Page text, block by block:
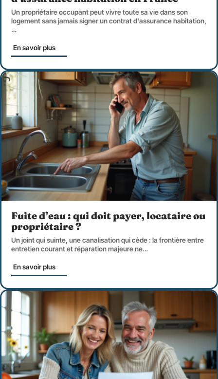
Un propriétaire occupant peut vivre toute sa vie dans son
logement sans jamais signer un contrat d'assurance habitation,
…
En savoir plus
Fuite d’eau : qui doit payer, locataire ou
propriétaire ?
Un joint qui suinte, une canalisation qui cède : la frontière entre
entretien courant et réparation majeure ne…
En savoir plus